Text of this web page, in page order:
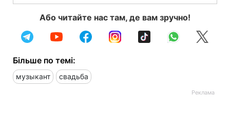
Або читайте нас там, де вам зручно!
Більше по темі:
музыкант свадьба